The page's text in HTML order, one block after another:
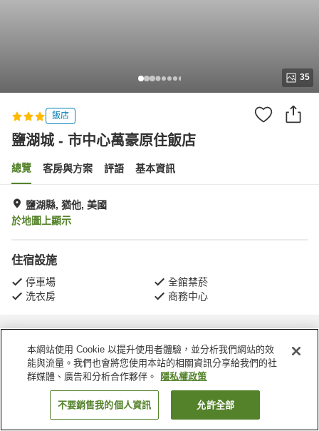
35
飯店
鹽湖城 - 市中心萬豪原住飯店
總覽 客房與方案 評語 基本資訊
鹽湖縣, 猶他, 美國
於地圖上顯示
住宿設施
停車場
全館禁菸
洗衣房
商務中心
首頁 美國 猶他 鹽湖縣 鹽湖城 - 市中心萬豪原住飯店
找客房
本網站使用 Cookie 以提升使用者體驗，並分析我們網站的效
能與流量。我們也會將您使用本站的相關資訊分享給我們的社
群媒體、廣告和分析合作夥伴。
隱私權政策
不要銷售我的個人資訊 允許全部